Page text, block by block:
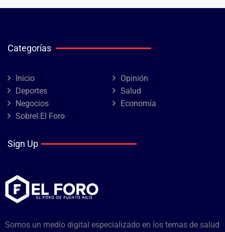
Categorías
Inicio
Opinión
Deportes
Salud
Negocios
Economía
Sobrel El Foro
Sign Up
Somos un medio digital especializado en los temas de salud